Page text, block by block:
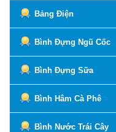
Bảng Điện
Bình Đựng Ngũ Cốc
Bình Đựng Sữa
Bình Hâm Cà Phê
Bình Nước Trái Cây